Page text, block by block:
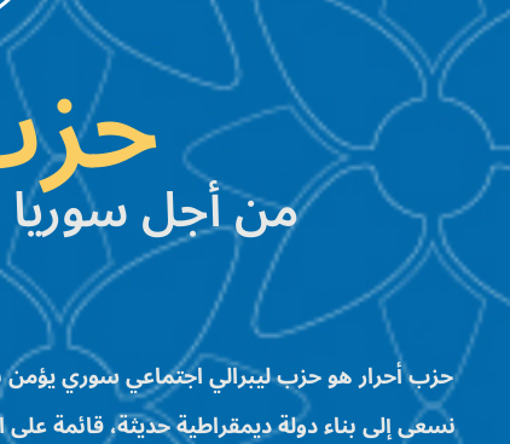
من أجل سوريا
حزب أحرار هو حزب ليبرالي اجتماعي سوري يؤمن
نسعى إلى بناء دولة ديمقراطية حديثة، قائمة على